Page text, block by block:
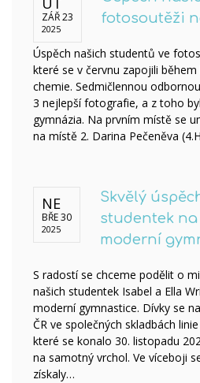
ZÁŘ 23
2025
fotosoutěži
Úspěch našich studentů ve
které se v červnu zapojili
chemie. Sedmičlennou
3 nejlepší fotografie, a z toho
gymnázia. Na prvním místě se
na místě 2. Darina Pečeněva
NE
BŘE 30
2025
Skvělý
studentek na
moderní
S radostí se chceme podělit o
našich studentek Isabel a Ella
moderní gymnastice. Dívky se
ČR ve společných skladbách
které se konalo 30. listopadu
na samotný vrchol. Ve víceboji
získaly…